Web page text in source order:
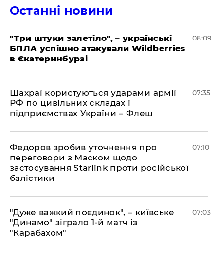
Останні новини
"Три штуки залетіло", – українські
БПЛА успішно атакували Wildberries
в Єкатеринбурзі
08:09
Шахраї користуються ударами армії
РФ по цивільних складах і
підприємствах України – Флеш
07:35
Федоров зробив уточнення про
переговори з Маском щодо
застосування Starlink проти російської
балістики
07:10
"Дуже важкий поєдинок", – київське
"Динамо" зіграло 1-й матч із
"Карабахом"
07:03